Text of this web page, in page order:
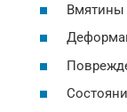
Вмятины